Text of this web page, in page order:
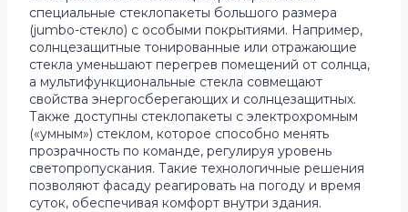
специальные стеклопакеты большого размера
(jumbo-стекло) с особыми покрытиями. Например,
солнцезащитные тонированные или отражающие
стекла уменьшают перегрев помещений от солнца,
а мультифункциональные стекла совмещают
свойства энергосберегающих и солнцезащитных.
Также доступны стеклопакеты с электрохромным
(«умным») стеклом, которое способно менять
прозрачность по команде, регулируя уровень
светопропускания. Такие технологичные решения
позволяют фасаду реагировать на погоду и время
суток, обеспечивая комфорт внутри здания.